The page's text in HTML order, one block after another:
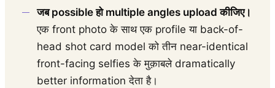
जब possible हो multiple angles upload कीजिए।
एक front photo के साथ एक profile या back-of-
head shot card model को तीन near-identical
front-facing selfies के मुक़ाबले dramatically
better information देता है।